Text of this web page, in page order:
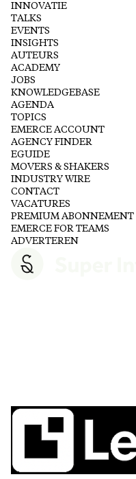
INNOVATIE
TALKS
EVENTS
INSIGHTS
AUTEURS
ACADEMY
JOBS
KNOWLEDGEBASE
AGENDA
TOPICS
EMERCE ACCOUNT
AGENCY FINDER
EGUIDE
MOVERS & SHAKERS
INDUSTRY WIRE
CONTACT
VACATURES
PREMIUM ABONNEMENT
EMERCE FOR TEAMS
ADVERTEREN